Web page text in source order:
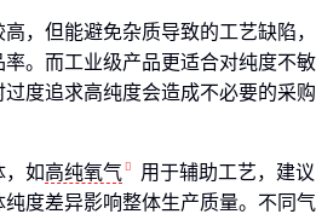
，但能避免杂质导致的工艺缺陷，
。而工业级产品更适合对纯度不敏
度追求高纯度会造成不必要的采购
，如高纯氧气
用于辅助工艺，建议
度差异影响整体生产质量。不同气